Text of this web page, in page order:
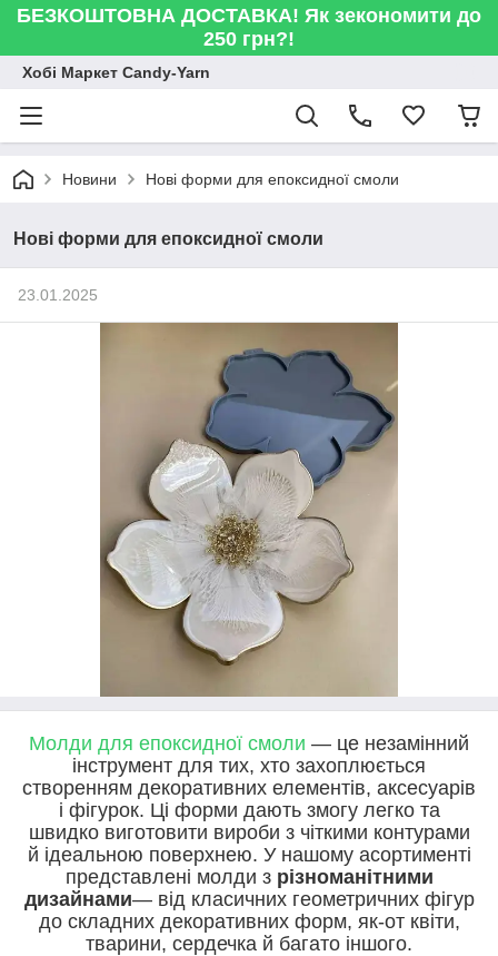
БЕЗКОШТОВНА ДОСТАВКА! Як зекономити до
250 грн?!
Хобі Маркет Candy-Yarn
Новини Нові форми для епоксидної смоли
Нові форми для епоксидної смоли
23.01.2025
Молди для епоксидної смоли — це незамінний
інструмент для тих, хто захоплюється
створенням декоративних елементів, аксесуарів
і фігурок. Ці форми дають змогу легко та
швидко виготовити вироби з чіткими контурами
й ідеальною поверхнею. У нашому асортименті
представлені молди з різноманітними
дизайнами— від класичних геометричних фігур
до складних декоративних форм, як-от квіти,
тварини, сердечка й багато іншого.